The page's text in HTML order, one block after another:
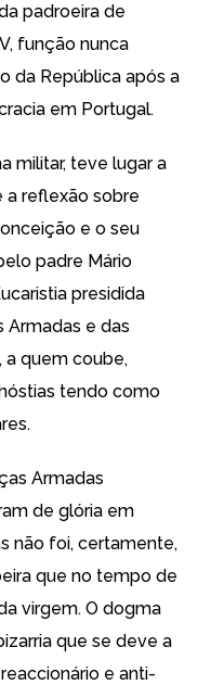
padroeira de
função nunca
da República após a
em Portugal.
militar, teve lugar a
a reflexão sobre
e o seu
padre Mário
presidida
Armadas e das
a quem coube,
tendo como
Armadas
de glória em
não foi, certamente,
que no tempo de
virgem. O dogma
que se deve a
e anti-